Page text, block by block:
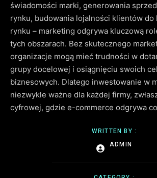
WRITTEN BY :
ADMIN
świadomości marki, generowania
rynku, budowania lojalności klientów do
rynku – marketing odgrywa kluczową
tych obszarach. Bez skutecznego
organizacje mogą mieć trudności w
grupy docelowej i osiągnięciu swoich
biznesowych. Dlatego inwestowanie w
niezwykle ważne dla każdej firmy,
cyfrowej, gdzie e-commerce odgrywa